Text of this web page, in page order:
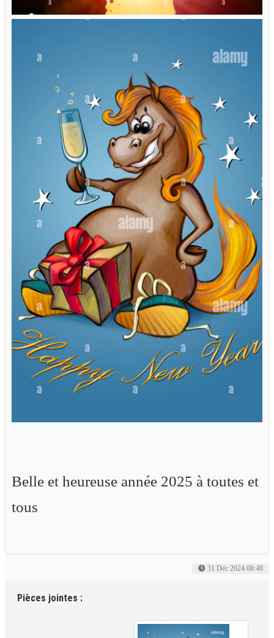
Belle et heureuse année 2025 à toutes et
tous
31 Déc 2024 08:48
Pièces jointes :